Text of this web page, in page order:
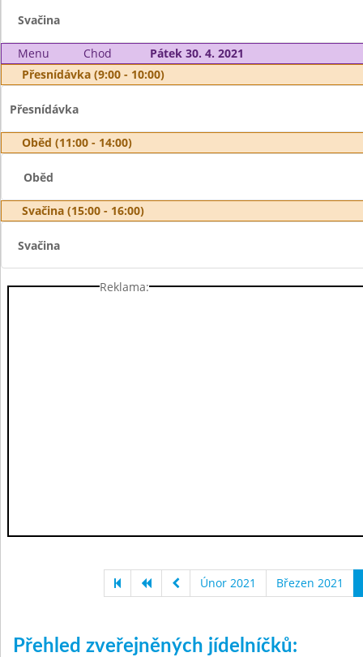
Svačina
Menu Chod
Pátek 30. 4. 2021
Přesnídávka (9:00 - 10:00)
Přesnídávka
Oběd (11:00 - 14:00)
Oběd
Svačina (15:00 - 16:00)
Svačina
Reklama:
Únor 2021 Březen 2021
Přehled zveřejněných jídelníčků: